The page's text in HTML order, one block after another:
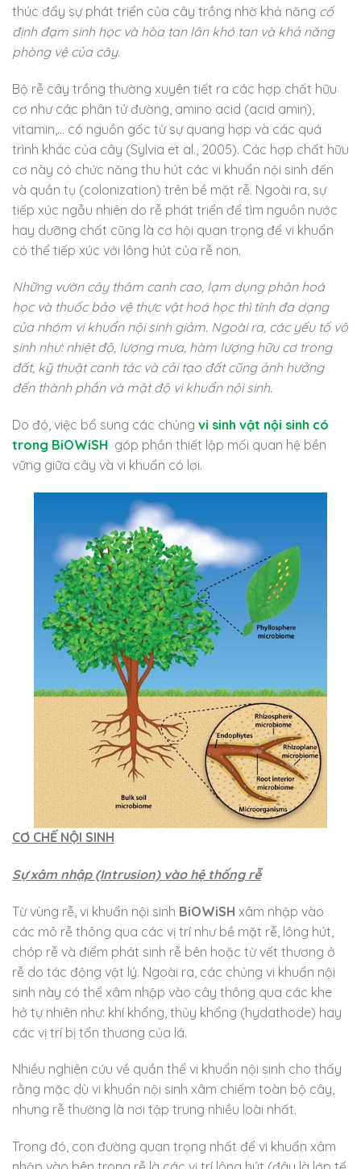
thúc đẩy sự phát triển của cây trồng nhờ khả năng cố
định đạm sinh học và hòa tan lân khó tan và khả năng
phòng vệ của cây.
Bộ rễ cây trồng thường xuyên tiết ra các hợp chất hữu
cơ như các phân tử đường, amino acid (acid amin),
vitamin,… có nguồn gốc từ sự quang hợp và các quá
trình khác của cây (Sylvia et al., 2005). Các hợp chất hữu
cơ này có chức năng thu hút các vi khuẩn nội sinh đến
và quần tụ (colonization) trên bề mặt rễ. Ngoài ra, sự
tiếp xúc ngẫu nhiên do rễ phát triển để tìm nguồn nước
hay dưỡng chất cũng là cơ hội quan trọng để vi khuẩn
có thể tiếp xúc với lông hút của rễ non.
Những vườn cây thâm canh cao, lạm dụng phân hoá
học và thuốc bảo vệ thực vật hoá học thì tính đa dạng
của nhóm vi khuẩn nội sinh giảm. Ngoài ra, các yếu tố vô
sinh như: nhiệt độ, lượng mưa, hàm lượng hữu cơ trong
đất, kỹ thuật canh tác và cải tạo đất cũng ảnh hưởng
đến thành phần và mật độ vi khuẩn nội sinh.
Do đó, việc bổ sung các chủng vi sinh vật nội sinh có
trong BiOWiSH góp phần thiết lập mối quan hệ bền
vững giữa cây và vi khuẩn có lợi.
CƠ CHẾ NỘI SINH
Sự xâm nhập (Intrusion) vào hệ thống rễ
Từ vùng rễ, vi khuẩn nội sinh BiOWiSH xâm nhập vào
các mô rễ thông qua các vị trí như bề mặt rễ, lông hút,
chóp rễ và điểm phát sinh rễ bên hoặc từ vết thương ở
rễ do tác động vật lý. Ngoài ra, các chủng vi khuẩn nội
sinh này có thể xâm nhập vào cây thông qua các khe
hở tự nhiên như: khí khổng, thủy khổng (hydathode) hay
các vị trí bị tổn thương của lá.
Nhiều nghiên cứu về quần thể vi khuẩn nội sinh cho thấy
rằng mặc dù vi khuẩn nội sinh xâm chiếm toàn bộ cây,
nhưng rễ thường là nơi tập trung nhiều loài nhất.
Trong đó, con đường quan trọng nhất để vi khuẩn xâm